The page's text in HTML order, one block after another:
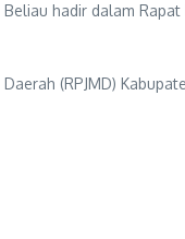
hadir dalam Rapat
(RPJMD)